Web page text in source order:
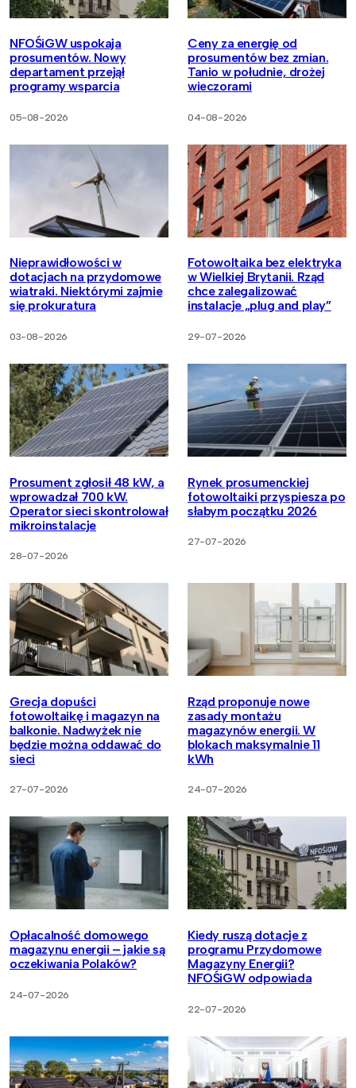
NFOŚiGW uspokaja
prosumentów. Nowy
departament przejął
programy wsparcia
05-08-2026
Ceny za energię od
prosumentów bez zmian.
Tanio w południe, drożej
wieczorami
04-08-2026
Nieprawidłowości w
dotacjach na przydomowe
wiatraki. Niektórymi zajmie
się prokuratura
03-08-2026
Fotowoltaika bez elektryka
w Wielkiej Brytanii. Rząd
chce zalegalizować
instalacje „plug and play”
29-07-2026
Prosument zgłosił 48 kW, a
wprowadzał 700 kW.
Operator sieci skontrolował
mikroinstalacje
28-07-2026
Rynek prosumenckiej
fotowoltaiki przyspiesza po
słabym początku 2026
27-07-2026
Grecja dopuści
fotowoltaikę i magazyn na
balkonie. Nadwyżek nie
będzie można oddawać do
sieci
27-07-2026
Rząd proponuje nowe
zasady montażu
magazynów energii. W
blokach maksymalnie 11
kWh
24-07-2026
Opłacalność domowego
magazynu energii – jakie są
oczekiwania Polaków?
24-07-2026
Kiedy ruszą dotacje z
programu Przydomowe
Magazyny Energii?
NFOŚiGW odpowiada
22-07-2026